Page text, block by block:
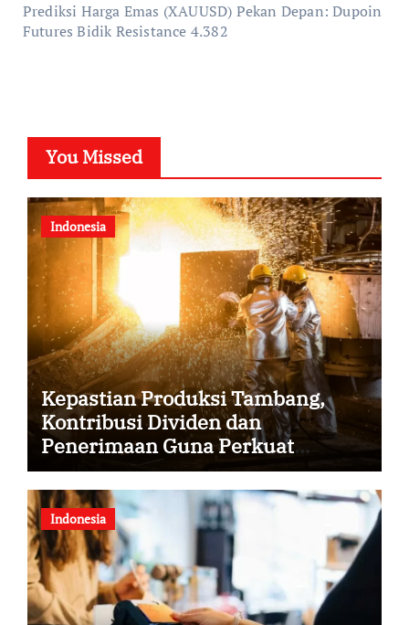
Prediksi Harga Emas (XAUUSD) Pekan Depan: Dupoin
Futures Bidik Resistance 4.382
You Missed
Indonesia
Kepastian Produksi Tambang,
Kontribusi Dividen dan
Penerimaan Guna Perkuat
Kedaulatan
Indonesia